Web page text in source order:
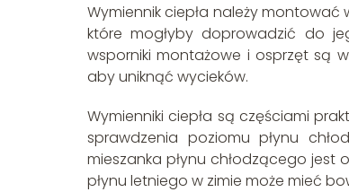
Wymiennik ciepła należy
które mogłyby doprowadzić do
wsporniki montażowe i osprzęt są
aby uniknąć wycieków.
Wymienniki ciepła są częściami
sprawdzenia poziomu płynu
mieszanka płynu chłodzącego
płynu letniego w zimie może mieć